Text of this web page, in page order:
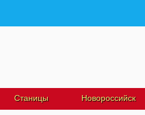
Станицы Новороссийск